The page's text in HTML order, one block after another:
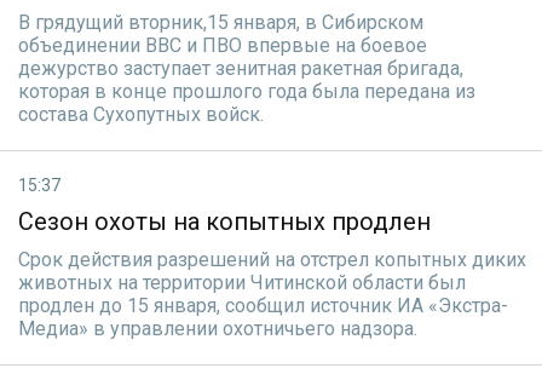
В грядущий вторник,15 января, в Сибирском
объединении ВВС и ПВО впервые на боевое
дежурство заступает зенитная ракетная бригада,
которая в конце прошлого года была передана из
состава Сухопутных войск.
15:37
Сезон охоты на копытных продлен
Срок действия разрешений на отстрел копытных диких
животных на территории Читинской области был
продлен до 15 января, сообщил источник ИА «Экстра-
Медиа» в управлении охотничьего надзора.